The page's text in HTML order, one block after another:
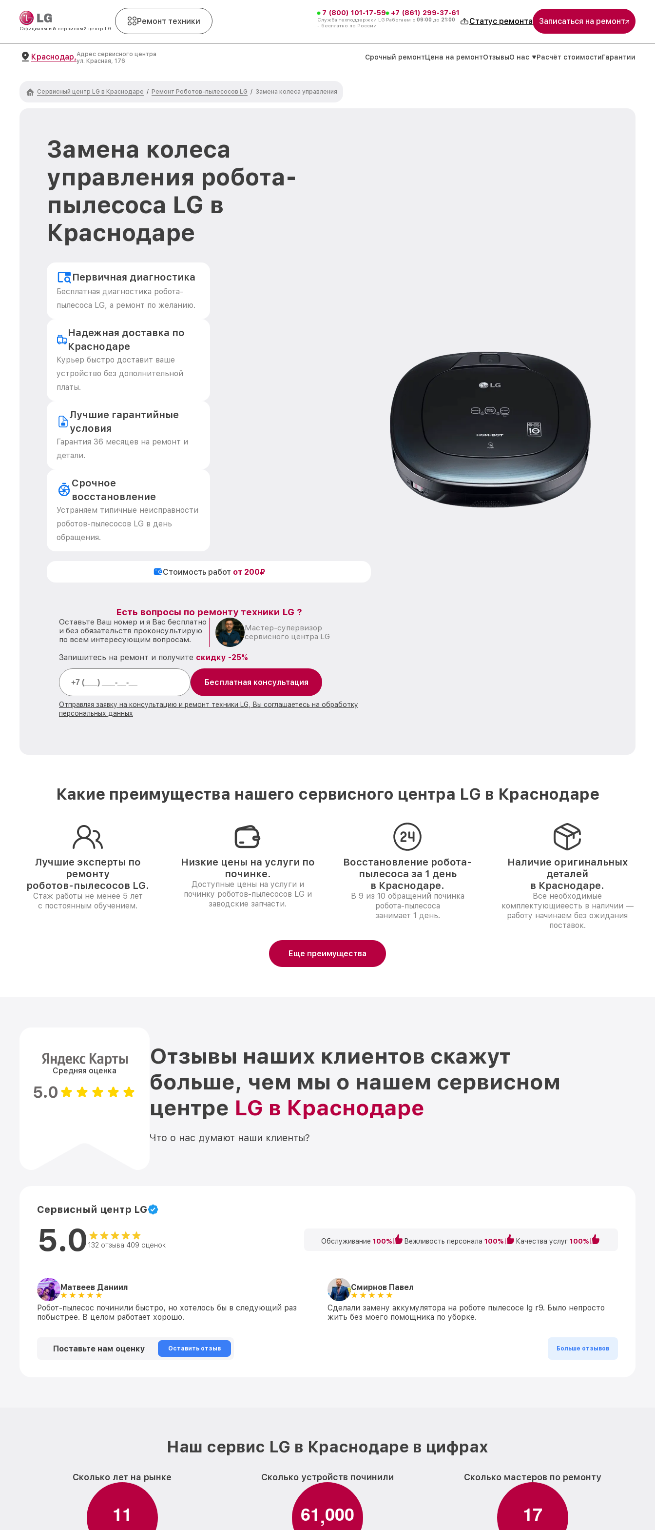
Официальный сервисный центр LG
Ремонт техники
7 (800) 101-17-59
Служба техподдержки LG
- бесплатно по России
+7 (861) 299-37-61
Работаем с 09:00 до 21:00 Статус ремонта Записаться на ремонт
Краснодар,Адрес сервисного центра
ул. Красная, 176
Срочный ремонтЦена на ремонтОтзывыО нас Расчёт стоимостиГарантии
Сервисный центр LG в Краснодаре / Ремонт Роботов-пылесосов LG / Замена колеса управления
Замена колеса
управления робота-
пылесоса LG в
Краснодаре
Первичная диагностика
Бесплатная диагностика робота-
пылесоса LG, а ремонт по желанию.
Надежная доставка по
Краснодаре
Курьер быстро доставит ваше
устройство без дополнительной
платы.
Лучшие гарантийные
условия
Гарантия 36 месяцев на ремонт и
детали.
Срочное
восстановление
Устраняем типичные неисправности
роботов-пылесосов LG в день
обращения.
Стоимость работ от 200₽
Есть вопросы по ремонту техники LG ?
Оставьте Ваш номер и я Вас бесплатно
и без обязательств проконсультирую
по всем интересующим вопросам.
Мастер-супервизор
сервисного центра LG
Запишитесь на ремонт и получите скидку -25%
Бесплатная консультация
Отправляя заявку на консультацию и ремонт техники LG, Вы соглашаетесь на обработку
персональных данных
Какие преимущества нашего сервисного центра LG в Краснодаре
Лучшие эксперты по
ремонту
роботов-пылесосов LG.
Стаж работы не менее 5 лет
с постоянным обучением.
Низкие цены на услуги по
починке.
Доступные цены на услуги и
починку роботов-пылесосов LG и
заводские запчасти.
Восстановление робота-
пылесоса за 1 день
в Краснодаре.
В 9 из 10 обращений починка
робота-пылесоса
занимает 1 день.
Наличие оригинальных
деталей
в Краснодаре.
Все необходимые
комплектующиеесть в наличии —
работу начинаем без ожидания
поставок.
Еще преимущества
Средняя оценка
5.0
Отзывы наших клиентов скажут
больше, чем мы о нашем сервисном
центре LG в Краснодаре
Что о нас думают наши клиенты?
Сервисный центр LG
5.0 132 отзыва 409 оценок Обслуживание 100% Вежливость персонала 100% Качества услуг 100%
Матвеев Даниил
Робот-пылесос починили быстро, но хотелось бы в следующий раз
побыстрее. В целом работает хорошо.
Смирнов Павел
Сделали замену аккумулятора на роботе пылесосе lg r9. Было непросто
жить без моего помощника по уборке.
Поставьте нам оценку Оставить отзыв Больше отзывов
Наш сервис LG в Краснодаре в цифрах
Сколько лет на рынке
11
Сколько устройств починили
61,000
Сколько мастеров по ремонту
17